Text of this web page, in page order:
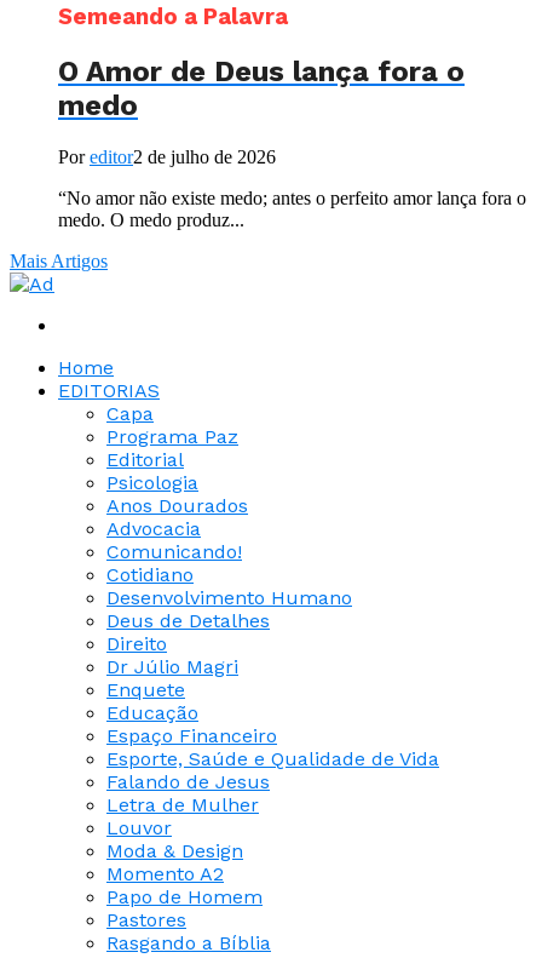
Semeando a Palavra
O Amor de Deus lança fora o
medo
Poreditor2 de julho de 2026
“No amor não existe medo; antes o perfeito amor lança fora o
medo. O medo produz...
Mais Artigos
Home
EDITORIAS
Capa
Programa Paz
Editorial
Psicologia
Anos Dourados
Advocacia
Comunicando!
Cotidiano
Desenvolvimento Humano
Deus de Detalhes
Direito
Dr Júlio Magri
Enquete
Educação
Espaço Financeiro
Esporte, Saúde e Qualidade de Vida
Falando de Jesus
Letra de Mulher
Louvor
Moda & Design
Momento A2
Papo de Homem
Pastores
Rasgando a Bíblia